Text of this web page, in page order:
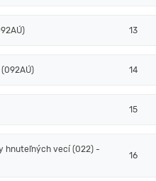
13
14
15
hnuteľných vecí (022) -
16